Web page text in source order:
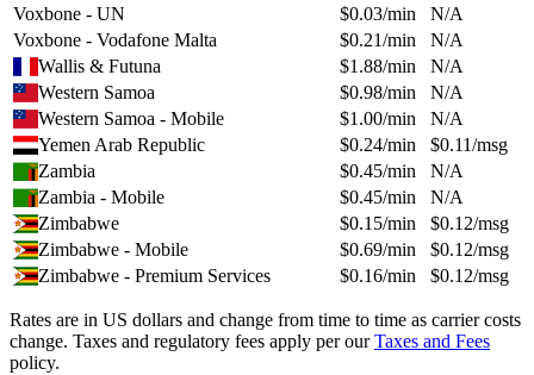
Voxbone - UN
$0.03/min
N/A
Voxbone - Vodafone Malta
$0.21/min
N/A
Wallis & Futuna
$1.88/min
N/A
Western Samoa
$0.98/min
N/A
Western Samoa - Mobile
$1.00/min
N/A
Yemen Arab Republic
$0.24/min $0.11/msg
Zambia
$0.45/min
N/A
Zambia - Mobile
$0.45/min
N/A
Zimbabwe
$0.15/min $0.12/msg
Zimbabwe - Mobile
$0.69/min $0.12/msg
Zimbabwe - Premium Services
$0.16/min $0.12/msg
Rates are in US dollars and change from time to time as carrier costs
change. Taxes and regulatory fees apply per our Taxes and Fees
policy.